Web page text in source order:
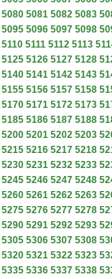
5080 5081 5082 5083
5095 5096 5097 5098
5110 5111 5112 5113
5125 5126 5127 5128
5140 5141 5142 5143
5155 5156 5157 5158
5170 5171 5172 5173
5185 5186 5187 5188
5200 5201 5202 5203
5215 5216 5217 5218
5230 5231 5232 5233
5245 5246 5247 5248
5260 5261 5262 5263
5275 5276 5277 5278
5290 5291 5292 5293
5305 5306 5307 5308
5320 5321 5322 5323
5335 5336 5337 5338